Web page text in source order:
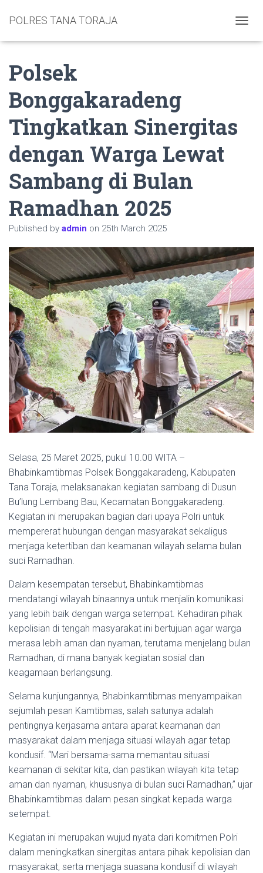
POLRES TANA TORAJA
Polsek
Bonggakaradeng
Tingkatkan Sinergitas
dengan Warga Lewat
Sambang di Bulan
Ramadhan 2025
Published by admin on 25th March 2025
Selasa, 25 Maret 2025, pukul 10.00 WITA –
Bhabinkamtibmas Polsek Bonggakaradeng, Kabupaten
Tana Toraja, melaksanakan kegiatan sambang di Dusun
Bu’lung Lembang Bau, Kecamatan Bonggakaradeng.
Kegiatan ini merupakan bagian dari upaya Polri untuk
mempererat hubungan dengan masyarakat sekaligus
menjaga ketertiban dan keamanan wilayah selama bulan
suci Ramadhan.
Dalam kesempatan tersebut, Bhabinkamtibmas
mendatangi wilayah binaannya untuk menjalin komunikasi
yang lebih baik dengan warga setempat. Kehadiran pihak
kepolisian di tengah masyarakat ini bertujuan agar warga
merasa lebih aman dan nyaman, terutama menjelang bulan
Ramadhan, di mana banyak kegiatan sosial dan
keagamaan berlangsung.
Selama kunjungannya, Bhabinkamtibmas menyampaikan
sejumlah pesan Kamtibmas, salah satunya adalah
pentingnya kerjasama antara aparat keamanan dan
masyarakat dalam menjaga situasi wilayah agar tetap
kondusif. “Mari bersama-sama memantau situasi
keamanan di sekitar kita, dan pastikan wilayah kita tetap
aman dan nyaman, khususnya di bulan suci Ramadhan,” ujar
Bhabinkamtibmas dalam pesan singkat kepada warga
setempat.
Kegiatan ini merupakan wujud nyata dari komitmen Polri
dalam meningkatkan sinergitas antara pihak kepolisian dan
masyarakat, serta menjaga suasana kondusif di wilayah